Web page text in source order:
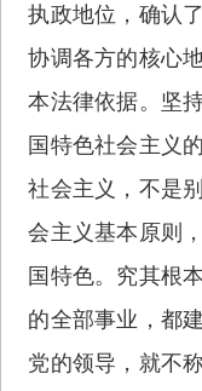
执政地位，确认
协调各方的核心
本法律依据。坚
国特色社会主义
社会主义，不是
会主义基本原则
国特色。究其根
的全部事业，都
党的领导，就不